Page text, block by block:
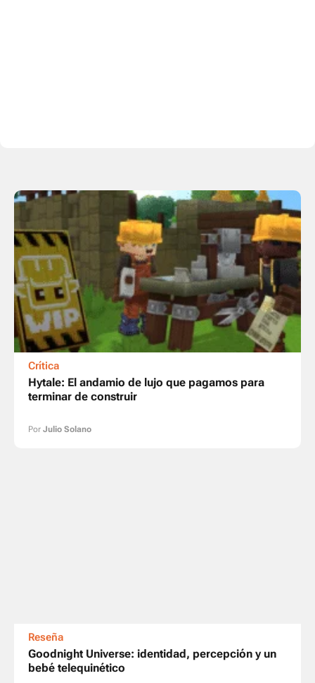
Crítica
Hytale: El andamio de lujo que pagamos para
terminar de construir
Por Julio Solano
Reseña
Goodnight Universe: identidad, percepción y un
bebé telequinético